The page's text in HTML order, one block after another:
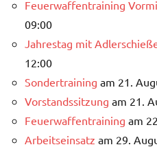
Feuerwaffentraining
09:00
Jahrestag mit
12:00
Sondertraining am 21.
Vorstandssitzung am 21.
Feuerwaffentraining am
Arbeitseinsatz am 29.